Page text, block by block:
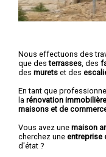
Nous effectuons des
que desterrasses , des
des murets et des
En tant que
la rénovation
maisons et de
Vous avez une maison
cherchez une entreprise
d'état ?